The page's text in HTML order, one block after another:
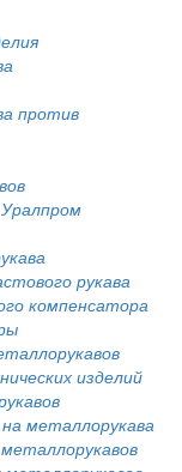
против
рукава
компенсатора
изделий
металлорукава